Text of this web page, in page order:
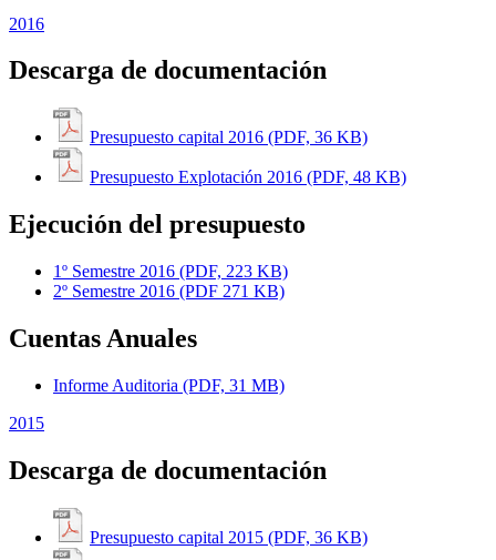
2016
Descarga de documentación
Presupuesto capital 2016 (PDF, 36 KB)
Presupuesto Explotación 2016 (PDF, 48 KB)
Ejecución del presupuesto
1º Semestre 2016 (PDF, 223 KB)
2º Semestre 2016 (PDF 271 KB)
Cuentas Anuales
Informe Auditoria (PDF, 31 MB)
2015
Descarga de documentación
Presupuesto capital 2015 (PDF, 36 KB)